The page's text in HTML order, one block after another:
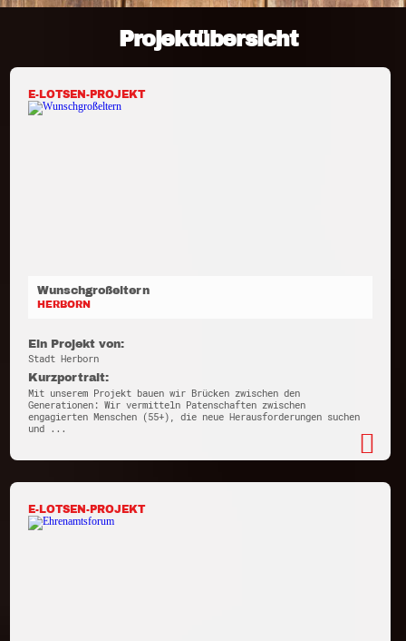
Projektübersicht
E-LOTSEN-PROJEKT
Wunschgroßeltern
HERBORN
Ein Projekt von:
Stadt Herborn
Kurzportrait:
Mit unserem Projekt bauen wir Brücken zwischen den
Generationen: Wir vermitteln Patenschaften zwischen
engagierten Menschen (55+), die neue Herausforderungen suchen
und ...
E-LOTSEN-PROJEKT